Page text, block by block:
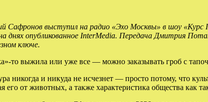
Сафронов выступил на радио «Эхо Москвы» в шоу «Курс
днях опубликованное InterMedia. Передача Дмитрия
ключе.
то выжила или уже все — можно заказывать гроб с
никогда и никуда не исчезнет — просто потому, что
от животных, а также характеристика общества как